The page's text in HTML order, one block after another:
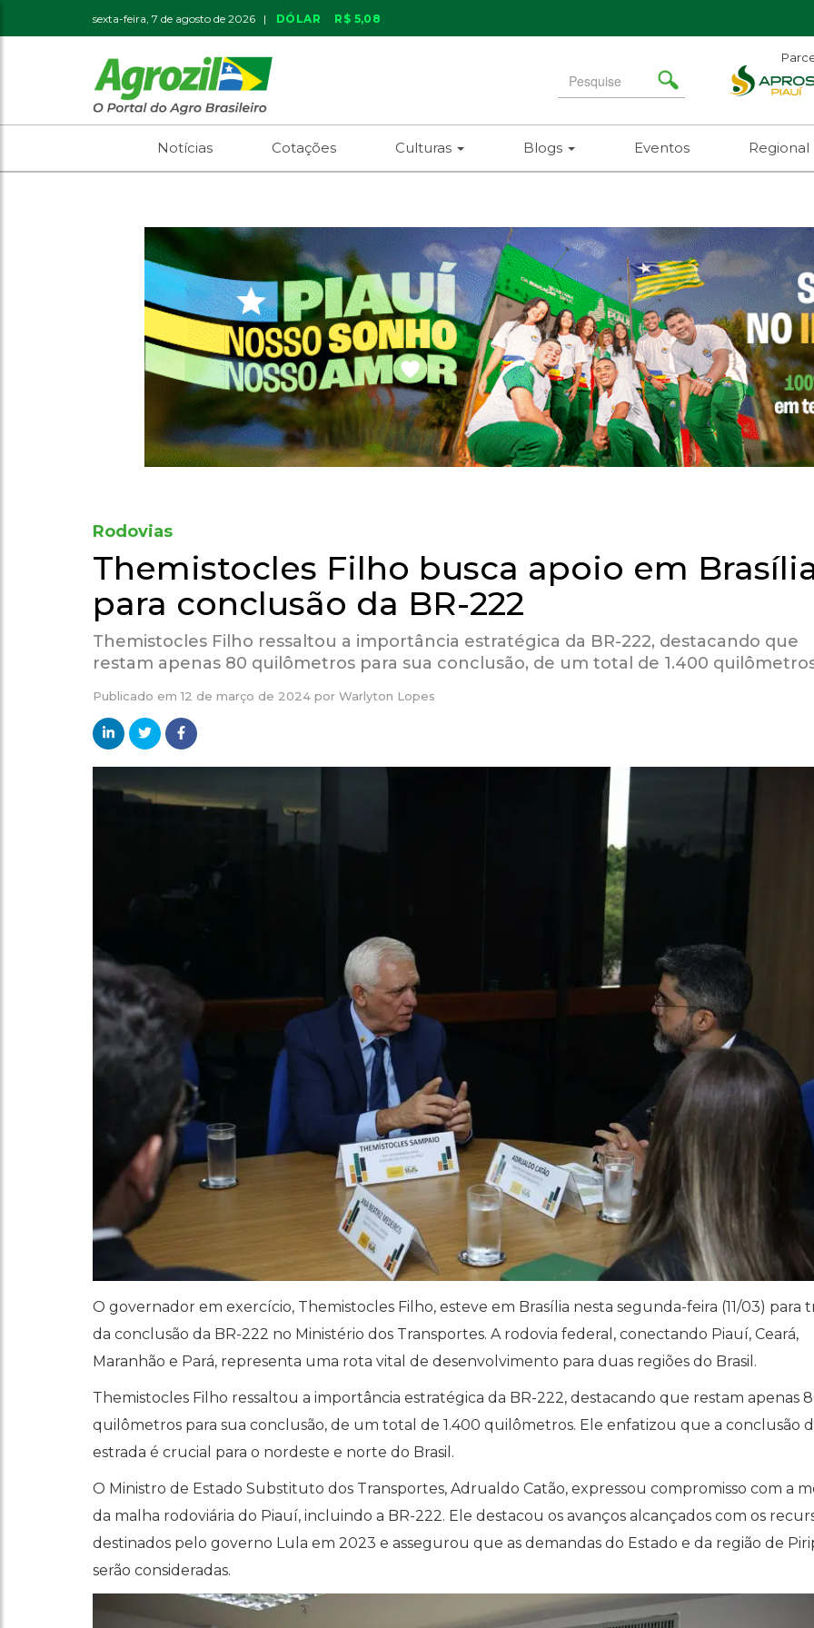
sexta-feira, 7 de agosto de 2026 | DÓLAR R$ 5,08
Search
for
Notícias Cotações Culturas Blogs Eventos Regional
Rodovias
Themistocles Filho busca apoio em
para conclusão da BR-222
Themistocles Filho ressaltou a importância estratégica da BR-222, destacando que
restam apenas 80 quilômetros para sua conclusão, de um total de 1.400
Publicado em12 de março de 2024 por Warlyton Lopes
O governador em exercício, Themistocles Filho, esteve em Brasília nesta segunda-feira (11/03) para
da conclusão da BR-222 no Ministério dos Transportes. A rodovia federal, conectando Piauí, Ceará,
Maranhão e Pará, representa uma rota vital de desenvolvimento para duas regiões do Brasil.
Themistocles Filho ressaltou a importância estratégica da BR-222, destacando que restam apenas
quilômetros para sua conclusão, de um total de 1.400 quilômetros. Ele enfatizou que a conclusão
estrada é crucial para o nordeste e norte do Brasil.
O Ministro de Estado Substituto dos Transportes, Adrualdo Catão, expressou compromisso com a
da malha rodoviária do Piauí, incluindo a BR-222. Ele destacou os avanços alcançados com os
destinados pelo governo Lula em 2023 e assegurou que as demandas do Estado e da região de
serão consideradas.